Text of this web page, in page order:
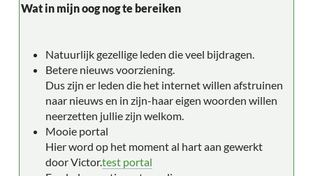
Wat in mijn oog nog te bereiken
Natuurlijk gezellige leden die veel bijdragen.
Betere nieuws voorziening.
Dus zijn er leden die het internet willen afstruinen
naar nieuws en in zijn-haar eigen woorden willen
neerzetten jullie zijn welkom.
Mooie portal
Hier word op het moment al hart aan gewerkt
door Victor.test portal